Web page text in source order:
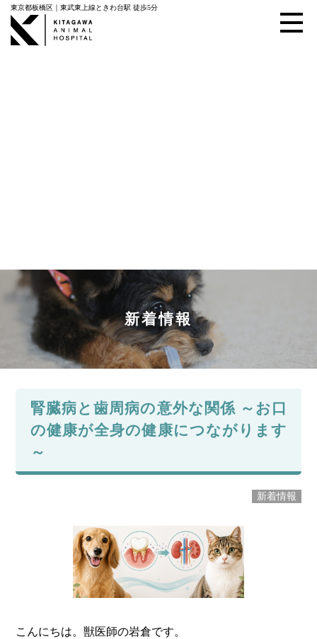
東京都板橋区｜東武東上線ときわ台駅 徒歩5分
新着情報
腎臓病と歯周病の意外な関係 ～お口
の健康が全身の健康につながります
～
新着情報
こんにちは。獣医師の岩倉です。